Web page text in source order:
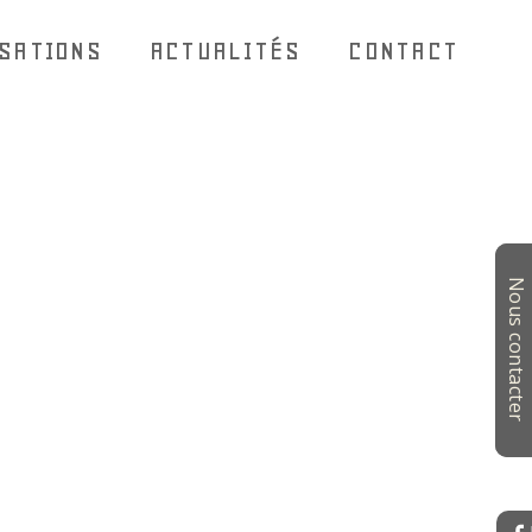
ACTUALITÉS CONTACT
Nous contacter